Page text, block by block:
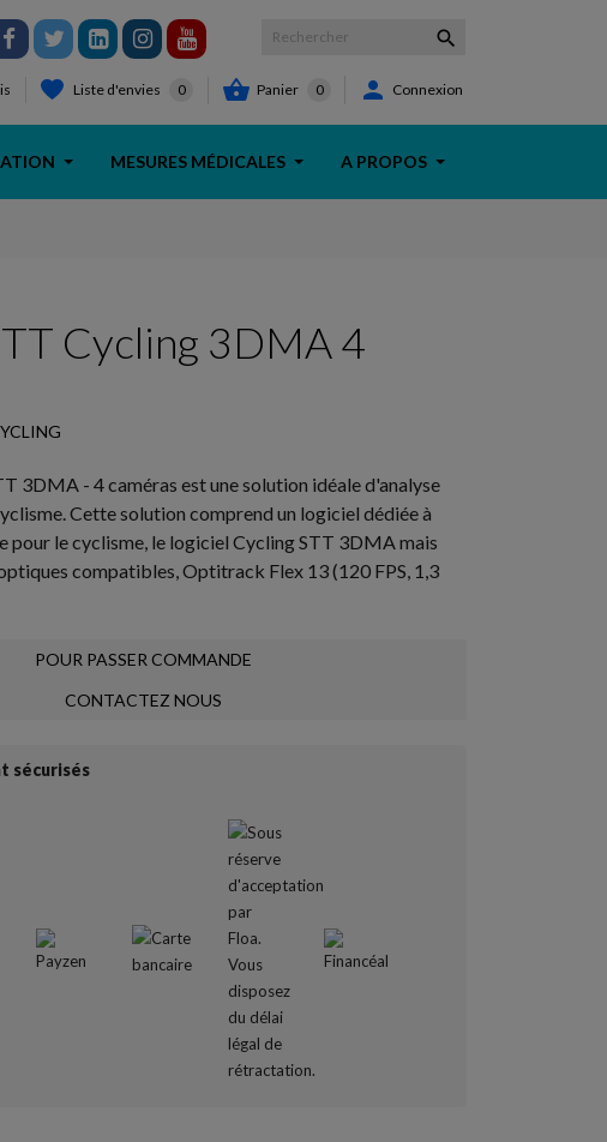

Liste d'envies 0  Panier 0  Connexion
MESURES MÉDICALES A PROPOS
Cycling 3DMA 4
3DMA - 4 caméras est une solution idéale d'analyse
Cette solution comprend un logiciel dédiée à
pour le cyclisme, le logiciel Cycling STT 3DMA mais
compatibles, Optitrack Flex 13 (120 FPS, 1,3
POUR PASSER COMMANDE
CONTACTEZ NOUS
sécurisés